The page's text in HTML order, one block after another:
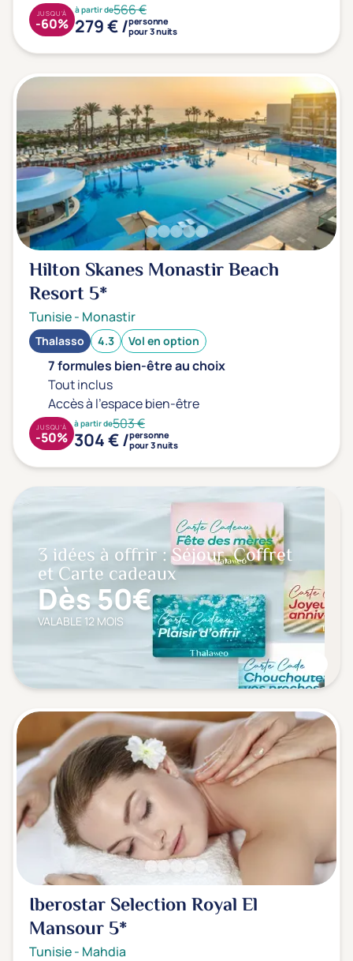
à partir de566 €
279 € /personne
pour 3 nuits
JUSQU'À
-60%
Hilton Skanes Monastir Beach
Resort5*
Tunisie- Monastir
Thalasso 4.3 Vol en option
7 formules bien-être au choix
Tout inclus
Accès à l'espace bien-être
à partir de503 €
304 € /personne
pour 3 nuits
JUSQU'À
-50%
3 idées à offrir : Séjour, Coffret
et Carte cadeaux
Dès 50€
VALABLE 12 MOIS
Iberostar Selection Royal El
Mansour5*
Tunisie- Mahdia